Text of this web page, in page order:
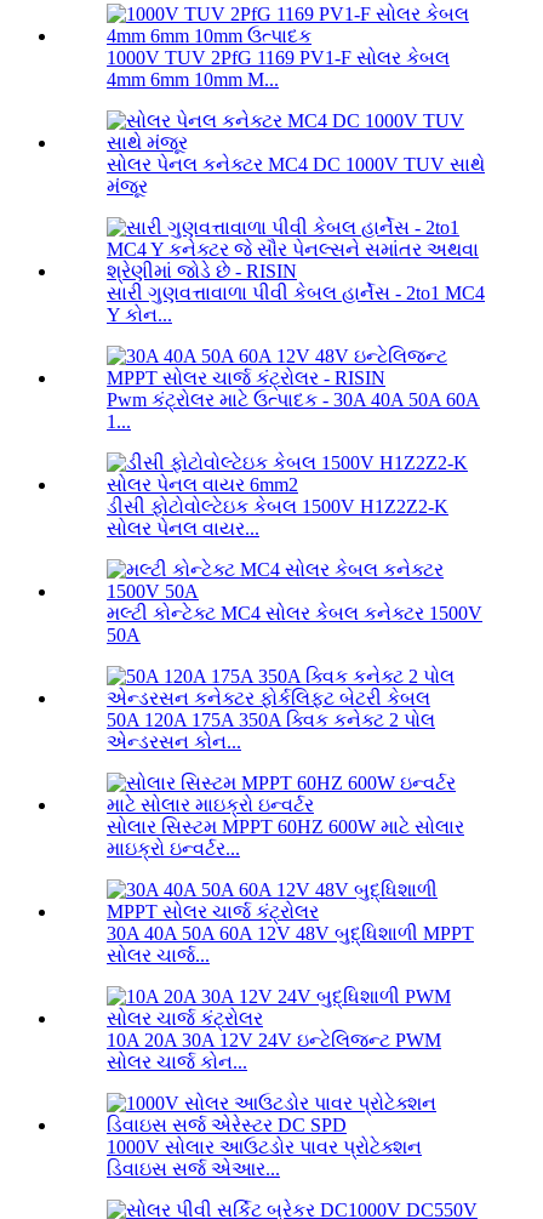
1000V TUV 2PfG 1169 PV1-F સોલર કેબલ
4mm 6mm 10mm M...
સોલર પેનલ કનેક્ટર MC4 DC 1000V TUV સાથે
મંજૂર
સારી ગુણવત્તાવાળા પીવી કેબલ હાર્નેસ - 2to1 MC4
Y કોન...
Pwm કંટ્રોલર માટે ઉત્પાદક - 30A 40A 50A 60A
1...
ડીસી ફોટોવોલ્ટેઇક કેબલ 1500V H1Z2Z2-K
સોલર પેનલ વાયર...
મલ્ટી કોન્ટેક્ટ MC4 સોલર કેબલ કનેક્ટર 1500V
50A
50A 120A 175A 350A ક્વિક કનેક્ટ 2 પોલ
એન્ડરસન કોન...
સોલાર સિસ્ટમ MPPT 60HZ 600W માટે સોલાર
માઇક્રો ઇન્વર્ટર...
30A 40A 50A 60A 12V 48V બુદ્ધિશાળી MPPT
સોલર ચાર્જ...
10A 20A 30A 12V 24V ઇન્ટેલિજન્ટ PWM
સોલર ચાર્જ કોન...
1000V સોલાર આઉટડોર પાવર પ્રોટેક્શન
ડિવાઇસ સર્જ એઆર...